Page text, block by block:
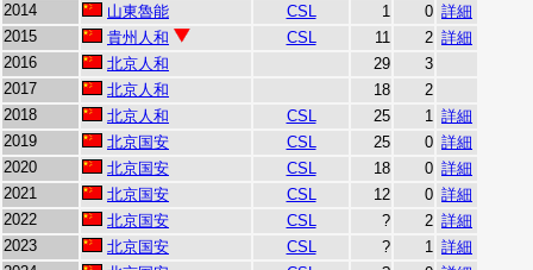
2014
山東魯能 CSL 1 0 詳細
2015
貴州人和 CSL 11 2 詳細
2016
北京人和 29
3
2017
北京人和 18
2
2018
北京人和 CSL 25 1 詳細
2019
北京国安 CSL 25 0 詳細
2020
北京国安 CSL 18 0 詳細
2021
北京国安 CSL 12 0 詳細
2022
北京国安 CSL ? 2 詳細
2023
北京国安 CSL ? 1 詳細